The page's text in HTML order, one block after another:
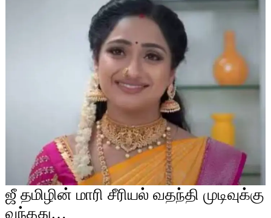
ஜீ தமிழின் மாரி சீரியல் வதந்தி முடிவுக்கு
வந்தது…